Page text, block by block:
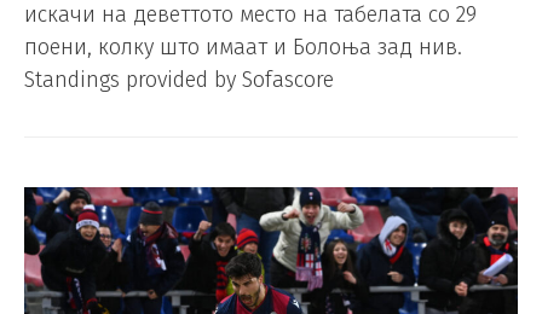
искачи на деветтото место на табелата со 29
поени, колку што имаат и Болоња зад нив.
Standings provided by Sofascore